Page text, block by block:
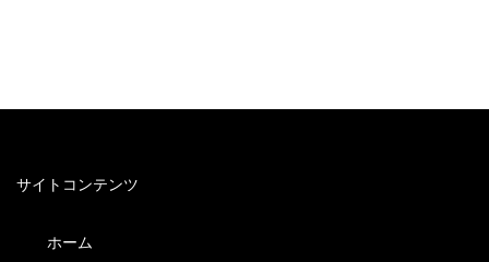
サイトコンテンツ
ホーム